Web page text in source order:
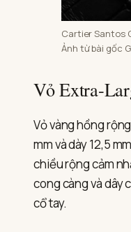
Cartier Santos
Ảnh từ bài gốc
Vỏ Extra-
Vỏ vàng hồng
mm và dày 12,5
chiều rộng cảm
cong càng và dây
cổ tay.